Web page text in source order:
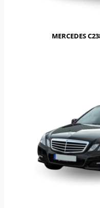
MERCEDES